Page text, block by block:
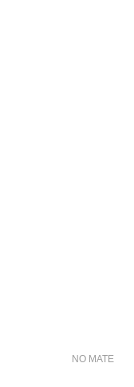
NO MATER